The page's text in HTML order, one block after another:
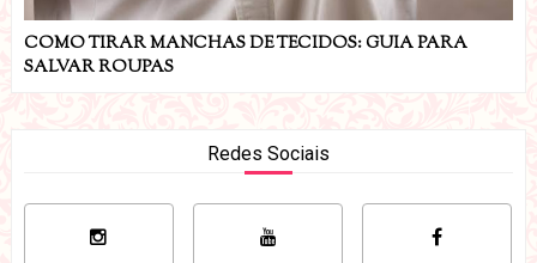
COMO TIRAR MANCHAS DE TECIDOS: GUIA PARA
SALVAR ROUPAS
Redes Sociais